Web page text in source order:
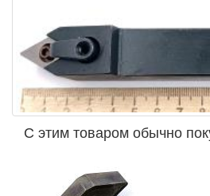
С этим товаром обычно